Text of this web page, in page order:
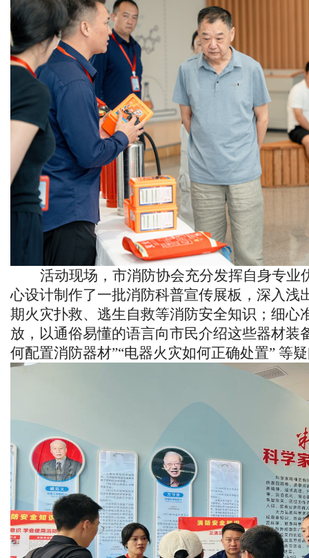
活动现场， 市消防协会充分发挥自身专业
心设计制作了一批消防科普宣传展板，深入浅
期火灾扑救、逃生自救等消防安全知识；细心
放，以通俗易懂的语言向市民介绍这些器材装
何配置消防器材”“电器火灾如何正确处置” 等